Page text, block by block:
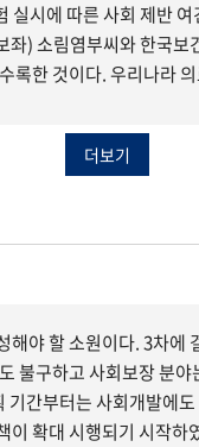
시에 따른 사회 제반
) 소림염부씨와 한국
록한 것이다. 우리나라
더보기
야 할 소원이다. 3차에
불구하고 사회보장 분
간부터는 사회개발에
였다. 그러나 문화적 시설이나 각종 사